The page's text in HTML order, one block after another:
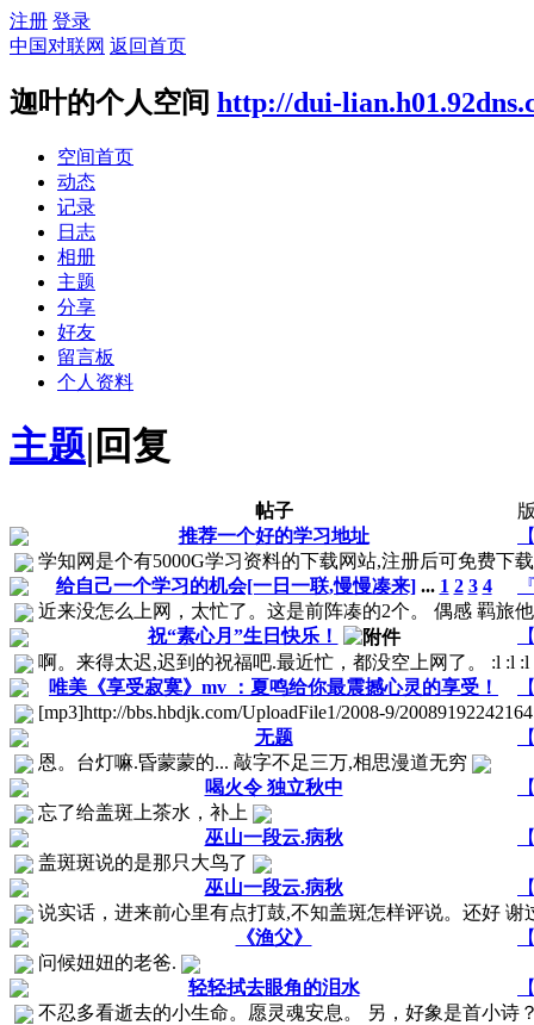
注册 登录
中国对联网 返回首页
迦叶的个人空间 http://dui-
空间首页
动态
记录
日志
相册
主题
分享
好友
留言板
个人资料
主题| 回复
帖子
推荐一个好的学习地址
学知网是个有5000G学习资料的下载网站,注册后可免费下
给自己一个学习的机会[一日一联,慢慢凑来] ... 1 2 3 4
近来没怎么上网，太忙了。这是前阵凑的2个。 偶感 羁旅
祝“素心月”生日快乐！
啊。来得太迟,迟到的祝福吧.最近忙，都没空上网了。 :l :l :l
唯美《享受寂寞》mv ：夏鸣给你最震撼心灵的享受！
[mp3]http://bbs.hbdjk.com/UploadFile1/2008-9/
无题
恩。台灯嘛.昏蒙蒙的... 敲字不足三万,相思漫道无穷
喝火令 独立秋中
忘了给盖斑上茶水，补上
巫山一段云.病秋
盖斑斑说的是那只大鸟了
巫山一段云.病秋
说实话，进来前心里有点打鼓,不知盖斑怎样评说。还好 谢
《渔父》
问候妞妞的老爸.
轻轻拭去眼角的泪水
不忍多看逝去的小生命。愿灵魂安息。 另，好象是首小诗